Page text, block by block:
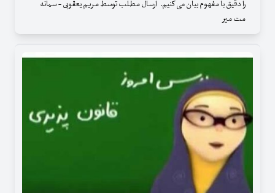
را دقیق با مفهوم بیان می کنیم. ارسال مطلب توسط مریم یعقوبی - سمانه
مت میر